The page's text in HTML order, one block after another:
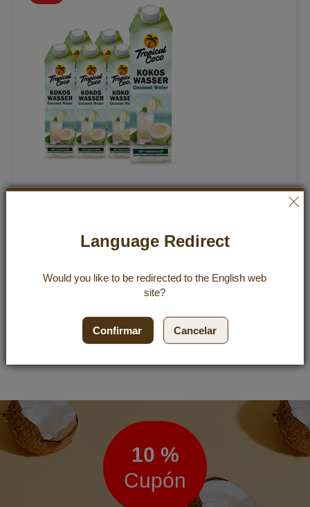
22,74 €
Boletín
de
noticias
10 %
Cupón
Language Redirect
Would you like to be redirected to the English web
site?
Confirmar Cancelar